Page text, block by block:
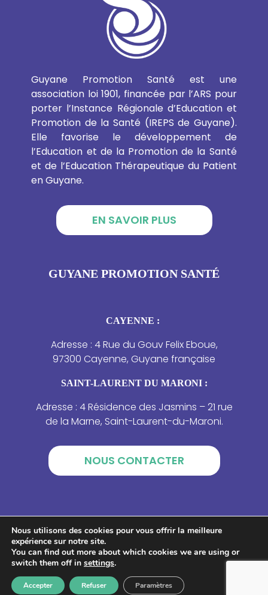
Guyane Promotion Santé est une
association loi 1901, financée par l’ARS pour
porter l’Instance Régionale d’Education et
Promotion de la Santé (IREPS de Guyane).
Elle favorise le développement de
l’Education et de la Promotion de la Santé
et de l’Education Thérapeutique du Patient
en Guyane.
EN SAVOIR PLUS
GUYANE PROMOTION SANTÉ
CAYENNE :
Adresse : 4 Rue du Gouv Felix Eboue,
97300 Cayenne, Guyane française
SAINT-LAURENT DU MARONI :
Adresse : 4 Résidence des Jasmins – 21 rue
de la Marne, Saint-Laurent-du-Maroni.
NOUS CONTACTER
Nous utilisons des cookies pour vous offrir la meilleure
expérience sur notre site.
You can find out more about which cookies we are using or
switch them off in settings.
Accepter Refuser Paramètres